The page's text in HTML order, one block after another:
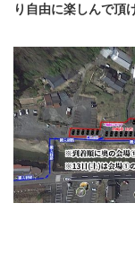
り自由に楽しんで頂